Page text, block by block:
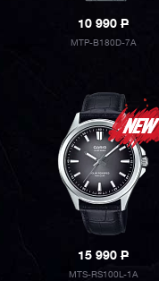
10 990P
MTP-B180D-7A
15 990P
MTS-RS100L-1A